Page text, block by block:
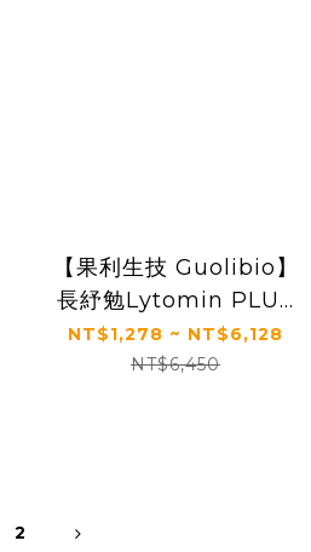
【果利生技 Guolibio】
長紓勉Lytomin PLUS
益生菌粉包 (盒/30包)
NT$1,278 ~ NT$6,128
NT$6,450
2